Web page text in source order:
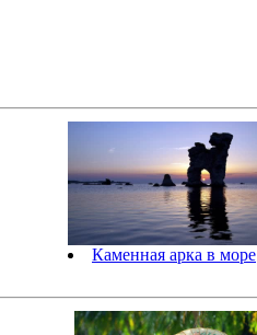
Каменная арка в море